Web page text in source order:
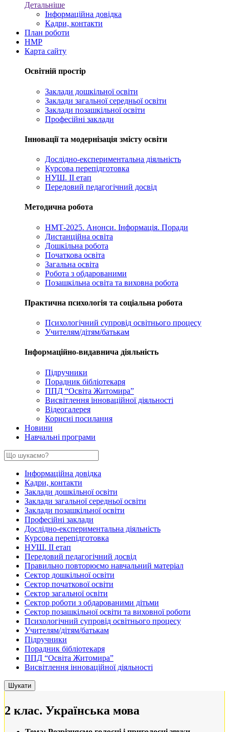
Детальніше
Інформаційна довідка
Кадри, контакти
План роботи
НМР
Карта сайту
Освітній простір
Заклади дошкільної освіти
Заклади загальної середньої освіти
Заклади позашкільної освіти
Професійні заклади
Інновації та модернізація змісту освіти
Дослідно-експериментальна діяльність
Курсова перепідготовка
НУШ. ІІ етап
Передовий педагогічний досвід
Методична робота
НМТ-2025. Анонси. Інформація. Поради
Дистанційна освіта
Дошкільна робота
Початкова освіта
Загальна освіта
Робота з обдарованими
Позашкільна освіта та виховна робота
Практична психологія та соціальна робота
Психологічний супровід освітнього процесу
Учителям/дітям/батькам
Інформаційно-видавнича діяльність
Підручники
Порадник бібліотекаря
ППД “Освіта Житомира”
Висвітлення інноваційної діяльності
Відеогалерея
Корисні посилання
Новини
Навчальні програми
Інформаційна довідка
Кадри, контакти
Заклади дошкільної освіти
Заклади загальної середньої освіти
Заклади позашкільної освіти
Професійні заклади
Дослідно-експериментальна діяльність
Курсова перепідготовка
НУШ. ІІ етап
Передовий педагогічний досвід
Правильно повторюємо навчальний матеріал
Сектор дошкільної освіти
Сектор початкової освіти
Сектор загальної освіти
Сектор роботи з обдарованими дітьми
Сектор позашкільної освіти та виховної роботи
Психологічний супровід освітнього процесу
Учителям/дітям/батькам
Підручники
Порадник бібліотекаря
ППД “Освіта Житомира”
Висвітлення інноваційної діяльності
2 клас. Українська мова